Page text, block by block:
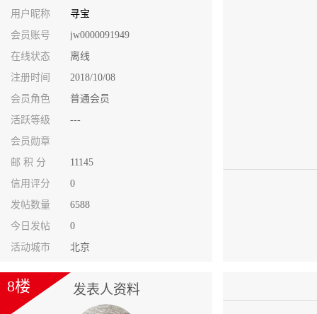
用户昵称
寻宝
会员账号
jw0000091949
在线状态
离线
注册时间
2018/10/08
会员角色
普通会员
活跃等级
---
会员勋章
邮 积 分
11145
信用评分
0
发帖数量
6588
今日发帖
0
活动城市
北京
发表人资料
8楼